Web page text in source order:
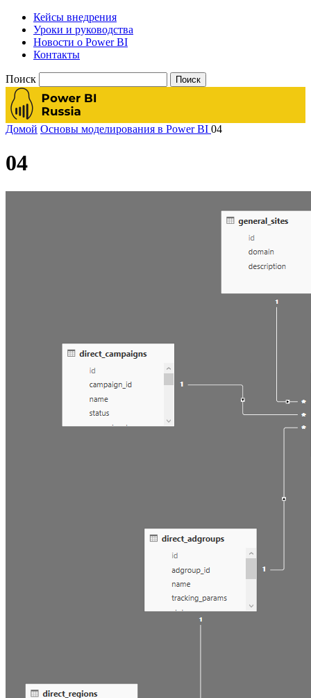
Кейсы внедрения
Уроки и руководства
Новости о Power BI
Контакты
Поиск
Домой Основы моделирования в Power BI 04
04